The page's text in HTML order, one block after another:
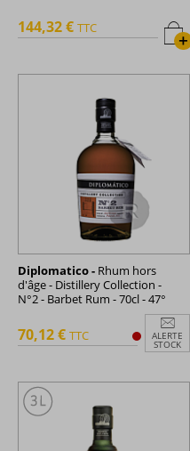
+
144,32 € TTC
Diplomatico - Rhum hors
d'âge - Distillery Collection -
N°2 - Barbet Rum - 70cl - 47°
ALERTE
STOCK
70,12 € TTC